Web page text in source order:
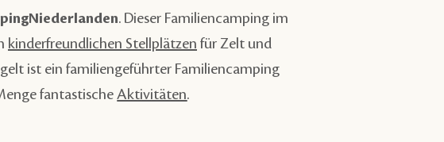
. Dieser Familiencamping im
kinderfreundlichen Stellplätzen für Zelt und
ist ein familiengeführter Familiencamping
fantastischeAktivitäten.